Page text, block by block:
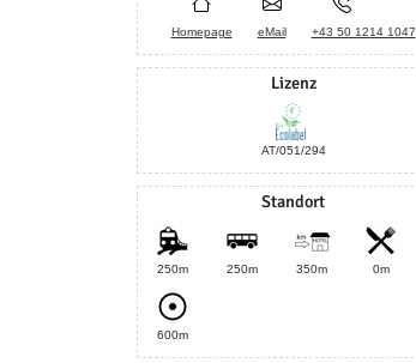
Homepage eMail +43 50 1214 1047
Lizenz
AT/051/294
Standort
250m 250m 350m 0m
600m